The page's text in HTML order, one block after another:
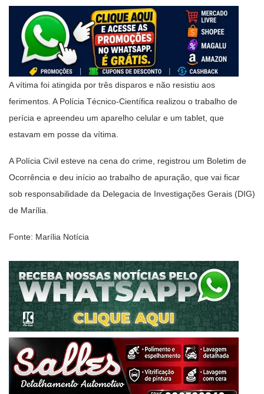
A vítima foi atingida por três disparos e não resistiu aos
ferimentos. A Polícia Técnico-Científica realizou o trabalho de
perícia e apreendeu um aparelho celular e um tablet, que
estavam em posse da vítima.
A Polícia Civil esteve na cena do crime, registrou um Boletim de
Ocorrência e deu início ao trabalho de apuração, que vai ficar
sob responsabilidade da Delegacia de Investigações Gerais (DIG)
de Marília.
Fonte: Marília Notícia